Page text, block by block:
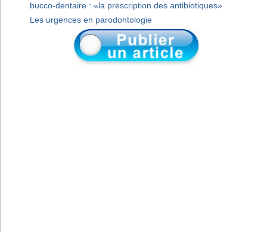
bucco-dentaire : «la prescription des antibiotiques»
Les urgences en parodontologie